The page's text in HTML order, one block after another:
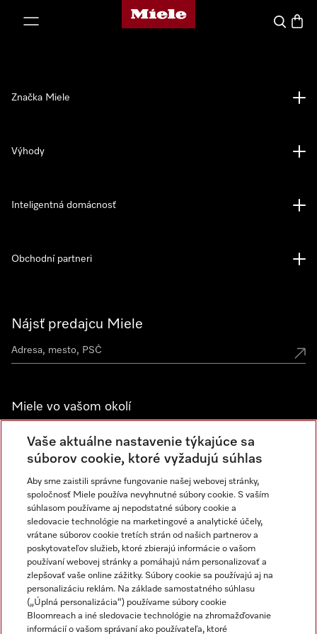
Domovská stránka spoločnosti Miele
Hľadať
Nájsť predajcu Miele
Miele vo vašom okolí
Spoznajte predajne Miele
Newsletter
Značka Miele
Výhody
Inteligentná domácnosť
Obchodní partneri
Miele na Instagrame
Miele na YouTube
Vaše aktuálne nastavenie týkajúce sa
súborov cookie, ktoré vyžadujú súhlas
Aby sme zaistili správne fungovanie našej webovej stránky,
spoločnosť Miele používa nevyhnutné súbory cookie. S vaším
súhlasom používame aj nepodstatné súbory cookie a
sledovacie technológie na marketingové a analytické účely,
vrátane súborov cookie tretích strán od našich partnerov a
poskytovateľov služieb, ktoré zbierajú informácie o vašom
používaní webovej stránky a pomáhajú nám personalizovať a
zlepšovať vaše online zážitky. Súbory cookie sa používajú aj na
personalizáciu reklám. Na základe samostatného súhlasu
(„Úplná personalizácia“) používame súbory cookie
Bloomreach a iné sledovacie technológie na zhromažďovanie
informácií o vašom správaní ako používateľa, ktoré